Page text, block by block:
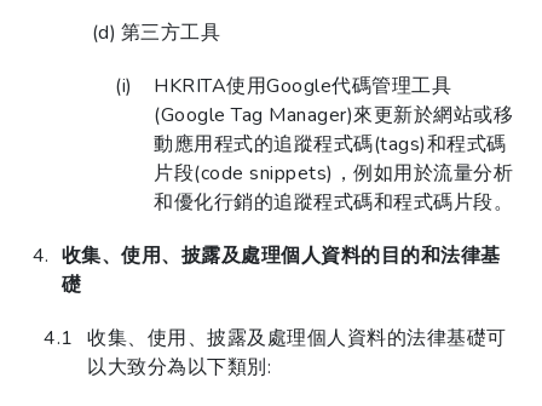
第三方工具
HKRITA使用Google代碼管理工具
(Google Tag Manager)來更新於網站或移
動應用程式的追蹤程式碼(tags)和程式碼
片段(code snippets)，例如用於流量分析
和優化行銷的追蹤程式碼和程式碼片段。
收集、使用、披露及處理個人資料的目的和法律基
礎
收集、使用、披露及處理個人資料的法律基礎可
以大致分為以下類別: